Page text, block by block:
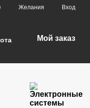
Желания Вход
Мой заказ